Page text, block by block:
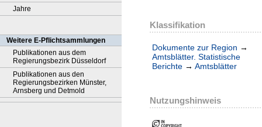
Jahre
Weitere E-Pflichtsammlungen
Publikationen aus dem
Regierungsbezirk Düsseldorf
Publikationen aus den
Regierungsbezirken Münster,
Arnsberg und Detmold
Klassifikation
Dokumente zur Region →
Amtsblätter. Statistische
Berichte → Amtsblätter
Nutzungshinweis